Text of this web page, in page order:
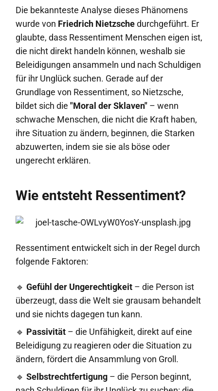
Die bekannteste Analyse dieses Phänomens
wurde von Friedrich Nietzschedurchgeführt. Er
glaubte, dass Ressentiment Menschen eigen ist,
die nicht direkt handeln können, weshalb sie
Beleidigungen ansammeln und nach Schuldigen
für ihr Unglück suchen. Gerade auf der
Grundlage von Ressentiment, so Nietzsche,
bildet sich die "Moral der Sklaven" – wenn
schwache Menschen, die nicht die Kraft haben,
ihre Situation zu ändern, beginnen, die Starken
abzuwerten, indem sie sie als böse oder
ungerecht erklären.
Wie entsteht Ressentiment?
Ressentiment entwickelt sich in der Regel durch
folgende Faktoren:
🔹 Gefühl der Ungerechtigkeit – die Person ist
überzeugt, dass die Welt sie grausam behandelt
und sie nichts dagegen tun kann.
🔹 Passivität – die Unfähigkeit, direkt auf eine
Beleidigung zu reagieren oder die Situation zu
ändern, fördert die Ansammlung von Groll.
🔹 Selbstrechtfertigung – die Person beginnt,